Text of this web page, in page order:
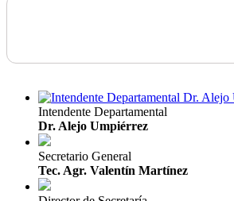
Intendente Departamental
Dr. Alejo Umpiérrez
Secretario General
Tec. Agr. Valentín Martínez